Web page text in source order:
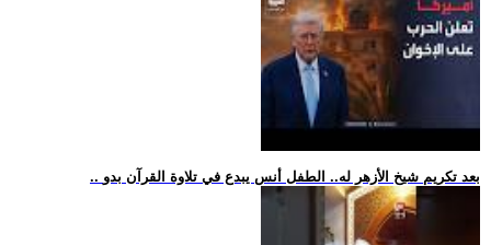
.. بعد تكريم شيخ الأزهر له.. الطفل أنس يبدع في تلاوة القرآن بدو